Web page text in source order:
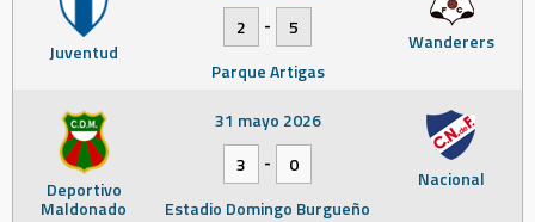
Juventud Wanderers
2
-
5
Parque Artigas
Deportivo
Maldonado
Nacional
31 mayo 2026
3
-
0
Estadio Domingo Burgueño